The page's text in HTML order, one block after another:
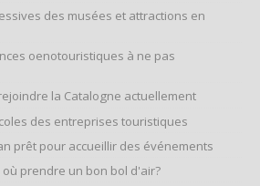
des musées et attractions en
oenotouristiques à ne pas
la Catalogne actuellement
des entreprises touristiques
prêt pour accueillir des événements
prendre un bon bol d'air?